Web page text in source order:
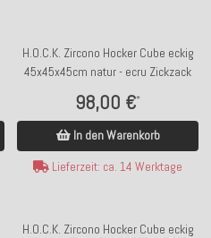
H.O.C.K. Zircono Hocker Cube eckig
45x45x45cm natur - ecru Zickzack
98,00 €*
In den Warenkorb
Lieferzeit: ca. 14 Werktage
H.O.C.K. Zircono Hocker Cube eckig